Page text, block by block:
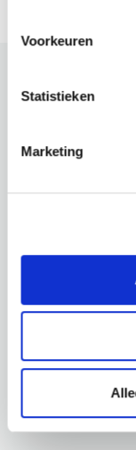
Voorkeuren
Statistieken
Marketing
Casper van
Senior